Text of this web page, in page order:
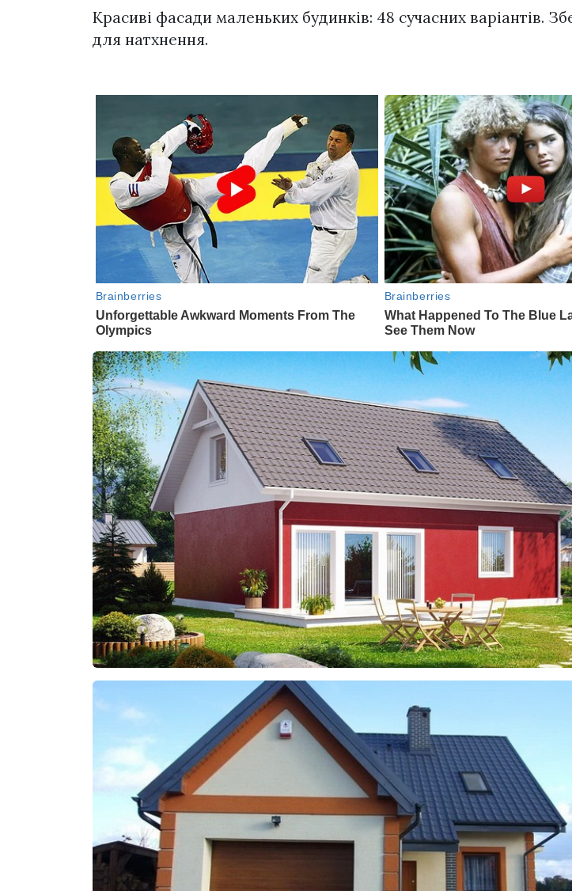
Красиві фасади маленьких будинків: 48 сучасних варіантів.
для натхнення.